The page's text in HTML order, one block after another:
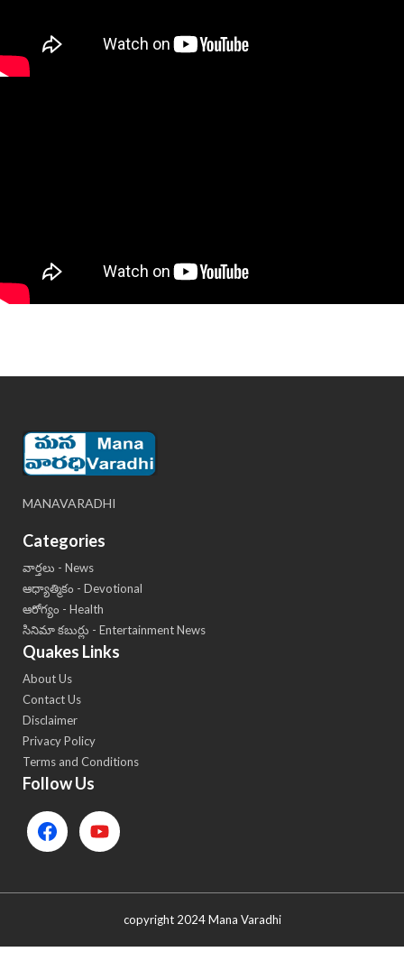
MANAVARADHI
Categories
వార్తలు - News
ఆధ్యాత్మికం - Devotional
ఆరోగ్యం - Health
సినిమా కబుర్లు - Entertainment News
Quakes Links
About Us
Contact Us
Disclaimer
Privacy Policy
Terms and Conditions
Follow Us
copyright 2024 Mana Varadhi